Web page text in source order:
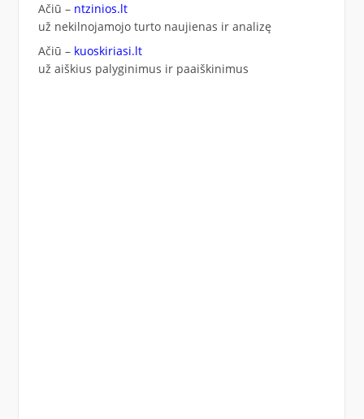
Ačiū – ntzinios.lt
už nekilnojamojo turto naujienas ir analizę
Ačiū – kuoskiriasi.lt
už aiškius palyginimus ir paaiškinimus